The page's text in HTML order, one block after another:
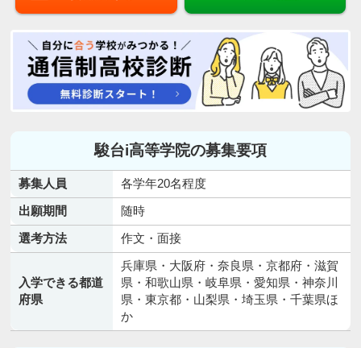
駿台i高等学院の募集要項
募集人員
各学年20名程度
出願期間
随時
選考方法
作文・面接
入学できる都道
府県
兵庫県・大阪府・奈良県・京都府・滋賀
県・和歌山県・岐阜県・愛知県・神奈川
県・東京都・山梨県・埼玉県・千葉県ほ
か